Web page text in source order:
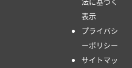
表示
プライバシ
ーポリシー
サイトマッ